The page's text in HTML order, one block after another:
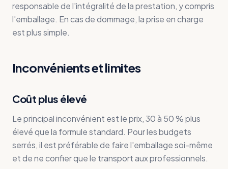
responsable de l'intégralité de la prestation, y compris
l'emballage. En cas de dommage, la prise en charge
est plus simple.
Inconvénients et limites
Coût plus élevé
Le principal inconvénient est le prix, 30 à 50 % plus
élevé que la formule standard. Pour les budgets
serrés, il est préférable de faire l'emballage soi-même
et de ne confier que le transport aux professionnels.